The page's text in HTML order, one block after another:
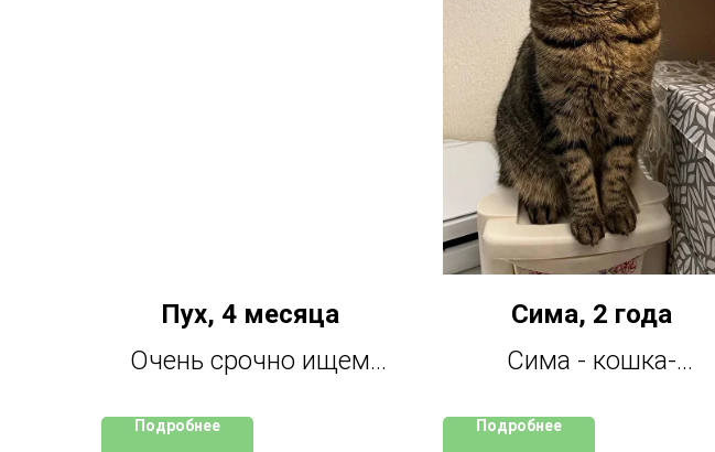
Пух, 4 месяца
Очень срочно ищем
конца недели, потом
Подробнее
Сима, 2 года
Сима - кошка-
навязчиво лезть к вам
Подробнее